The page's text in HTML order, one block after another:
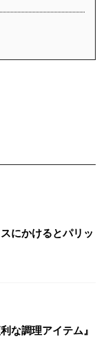
にかけるとパリッ
な調理アイテム』